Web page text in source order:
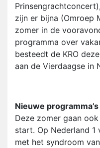
zijn er bijna (Omroep
zomer in de
programma over
besteedt de KRO
aan de Vierdaagse in
Nieuwe programma’s
Deze zomer gaan
start. Op Nederland 1
met het syndroom